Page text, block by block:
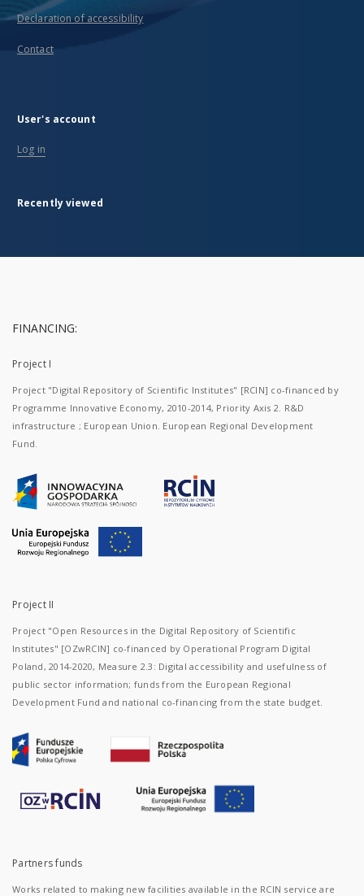
Declaration of accessibility
Contact
User's account
Log in
Recently viewed
FINANCING:
Project I
Project "Digital Repository of Scientific Institutes" [RCIN] co-financed by
Programme Innovative Economy, 2010-2014, Priority Axis 2. R&D
infrastructure ; European Union. European Regional Development
Fund.
Project II
Project "Open Resources in the Digital Repository of Scientific
Institutes" [OZwRCIN] co-financed by Operational Program Digital
Poland, 2014-2020, Measure 2.3: Digital accessibility and usefulness of
public sector information; funds from the European Regional
Development Fund and national co-financing from the state budget.
Partners funds
Works related to making new facilities available in the RCIN service are